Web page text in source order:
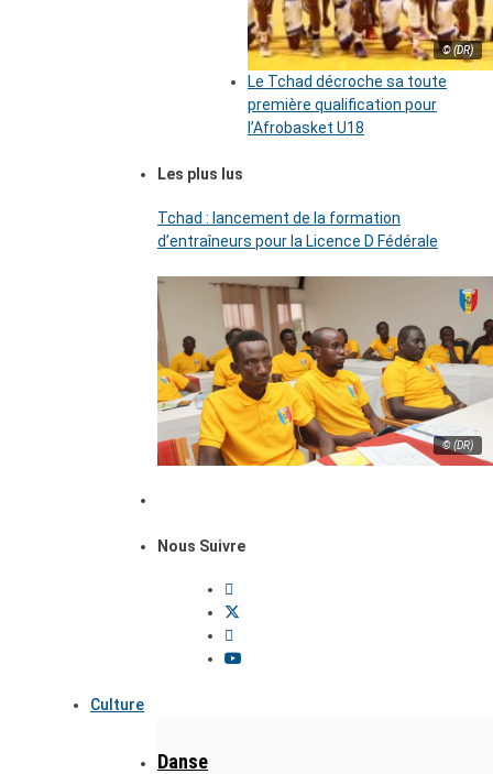
© (DR)
Le Tchad décroche sa toute
première qualification pour
l’Afrobasket U18
Les plus lus
Tchad : lancement de la formation
d’entraîneurs pour la Licence D Fédérale
© (DR)
Nous Suivre
Culture
Danse